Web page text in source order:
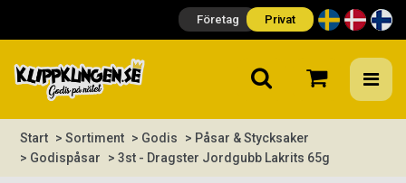
Företag Privat
Start > Sortiment > Godis
> Påsar & Stycksaker
> Godispåsar
> 3st - Dragster Jordgubb Lakrits 65g